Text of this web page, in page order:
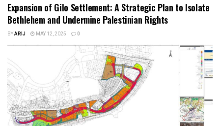
Expansion of Gilo Settlement: A Strategic Plan to Isolate
Bethlehem and Undermine Palestinian Rights
BYARIJ MAY 12, 2025 0